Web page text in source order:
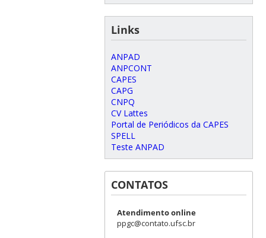
Links
ANPAD
ANPCONT
CAPES
CAPG
CNPQ
CV Lattes
Portal de Periódicos da CAPES
SPELL
Teste ANPAD
CONTATOS
Atendimento online
ppgc@contato.ufsc.br